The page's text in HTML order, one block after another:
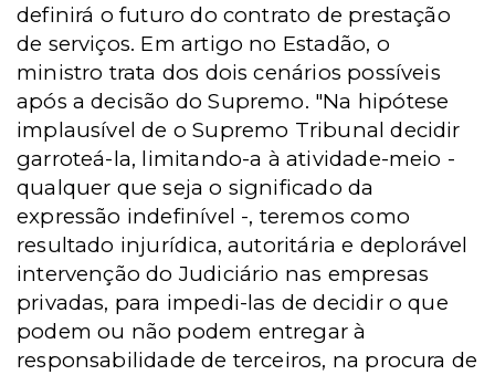
definirá o futuro do contrato de prestação
de serviços. Em artigo no Estadão, o
ministro trata dos dois cenários possíveis
após a decisão do Supremo. "Na hipótese
implausível de o Supremo Tribunal decidir
garroteá-la, limitando-a à atividade-meio -
qualquer que seja o significado da
expressão indefinível -, teremos como
resultado injurídica, autoritária e deplorável
intervenção do Judiciário nas empresas
privadas, para impedi-las de decidir o que
podem ou não podem entregar à
responsabilidade de terceiros, na procura de